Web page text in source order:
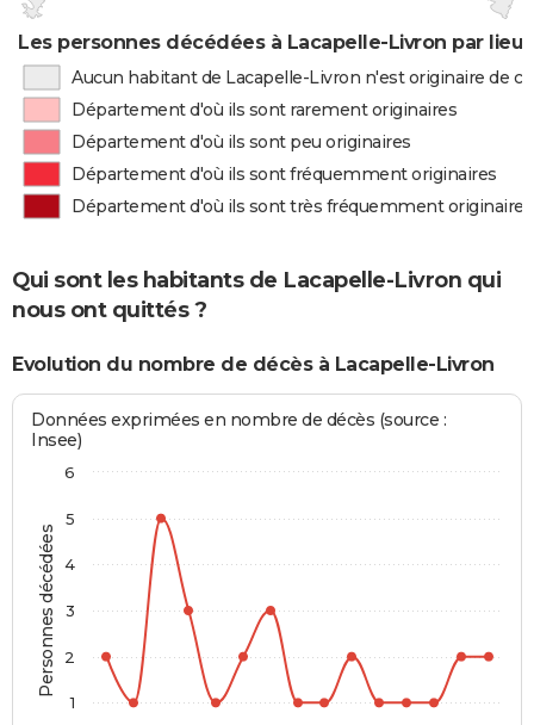
Les personnes décédées à Lacapelle-Livron par lieu
Aucun habitant de Lacapelle-Livron n'est originaire de
Département d'où ils sont rarement originaires
Département d'où ils sont peu originaires
Département d'où ils sont fréquemment originaires
Département d'où ils sont très fréquemment originaires
Qui sont les habitants de Lacapelle-Livron qui
nous ont quittés ?
Evolution du nombre de décès à Lacapelle-Livron
Personnes décédées
Données exprimées en nombre de décès (source :
Insee)
1
2
3
4
5
6